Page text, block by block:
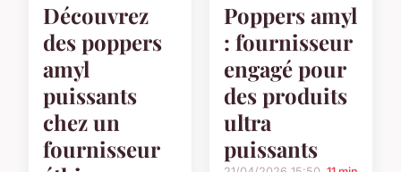
Découvrez
des poppers
amyl
puissants
chez un
fournisseur
Poppers amyl
: fournisseur
engagé pour
des produits
ultra
puissants